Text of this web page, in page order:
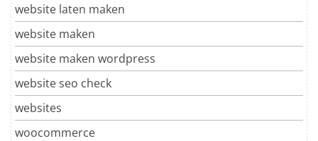
website laten maken
website maken
website maken wordpress
website seo check
websites
woocommerce